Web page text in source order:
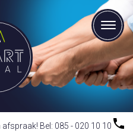
afspraak! Bel: 085 - 020 10 10